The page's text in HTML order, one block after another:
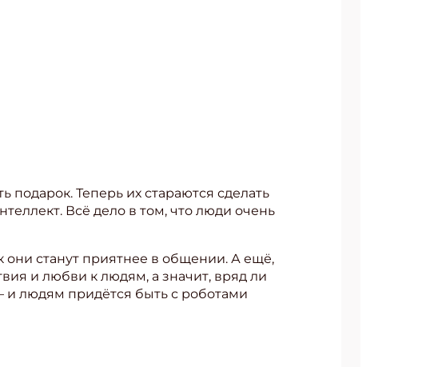
Теперь их стараются сделать
Всё дело в том, что люди очень
они станут приятнее в общении. А ещё,
и любви к людям, а значит, вряд ли
и людям придётся быть с роботами